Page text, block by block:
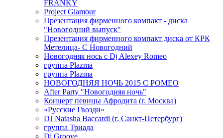
FRANKY
Project Glamour
Презентация фирменного компакт - диска
"Новогодний выпуск"
Презентация фирменного компакт диска от КРК
Метелица- С Новогодний
Новогодняя нось с Dj Alexey Romeo
группа Plazma
группа Plazma
НОВОГОДНЯЯ НОЧЬ 2015 C РОМЕО
After Party "Новогодняя ночь"
Концерт певицы Афродита (г. Москва)
«Русские Гвозди»
DJ Natasha Baccardi (г. Санкт-Петербург)
группа Триада
Dj Groove